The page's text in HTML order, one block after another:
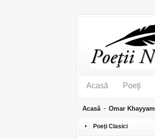
Acasă Poeţi
Acasă Omar Khayyam
Poeţi Clasici